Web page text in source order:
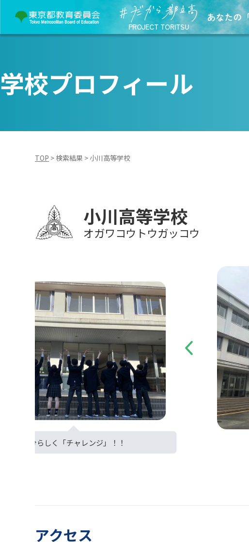
PROJECT TORITSU
あなたの
学校プロフィール
TOP > 検索結果 > 小川高等学校
小川高等学校
オガワコウトウガッコウ
Previous
自分らしく「チャレンジ」！！
アクセス